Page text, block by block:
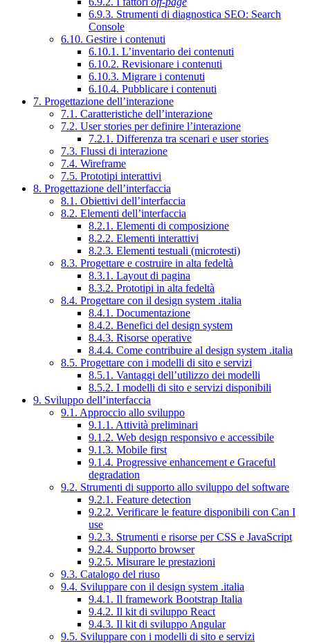
6.9.3. Strumenti di diagnostica SEO: Search
Console
6.10. Gestire i contenuti
6.10.1. L’inventario dei contenuti
6.10.2. Revisionare i contenuti
6.10.3. Migrare i contenuti
6.10.4. Pubblicare i contenuti
7. Progettazione dell’interazione
7.1. Caratteristiche dell’interazione
7.2. User stories per definire l’interazione
7.2.1. Differenza tra scenari e user stories
7.3. Flussi di interazione
7.4. Wireframe
7.5. Prototipi interattivi
8. Progettazione dell’interfaccia
8.1. Obiettivi dell’interfaccia
8.2. Elementi dell’interfaccia
8.2.1. Elementi di composizione
8.2.2. Elementi interattivi
8.2.3. Elementi testuali (microtesti)
8.3. Progettare e costruire in alta fedeltà
8.3.1. Layout di pagina
8.3.2. Prototipi in alta fedeltà
8.4. Progettare con il design system .italia
8.4.1. Documentazione
8.4.2. Benefici del design system
8.4.3. Risorse operative
8.4.4. Come contribuire al design system .italia
8.5. Progettare con i modelli di sito e servizi
8.5.1. Vantaggi dell’utilizzo dei modelli
8.5.2. I modelli di sito e servizi disponibili
9. Sviluppo dell’interfaccia
9.1. Approccio allo sviluppo
9.1.1. Attività preliminari
9.1.2. Web design responsivo e accessibile
9.1.3. Mobile first
9.1.4. Progressive enhancement e Graceful
degradation
9.2. Strumenti di supporto allo sviluppo del software
9.2.1. Feature detection
9.2.2. Verificare le feature disponibili con Can I
use
9.2.3. Strumenti e risorse per CSS e JavaScript
9.2.4. Supporto browser
9.2.5. Misurare le prestazioni
9.3. Catalogo del riuso
9.4. Sviluppare con il design system .italia
9.4.1. Il framework Bootstrap Italia
9.4.2. Il kit di sviluppo React
9.4.3. Il kit di sviluppo Angular
9.5. Sviluppare con i modelli di sito e servizi